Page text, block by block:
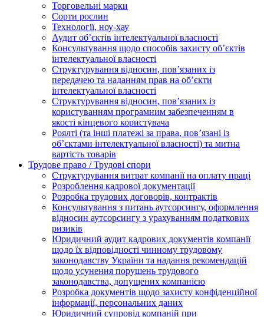
Торговельні марки
Сорти рослин
Технології, ноу-хау
Аудит об’єктів інтелектуальної власності
Консультування щодо способів захисту об’єктів
інтелектуальної власності
Структурування відносин, пов’язаних із
передачею та наданням прав на об’єкти
інтелектуальної власності
Структурування відносин, пов’язаних із
користуванням програмним забезпеченням в
якості кінцевого користувача
Роялті (та інші платежі за права, пов’язані із
об’єктами інтелектуальної власності) та митна
вартість товарів
Трудове право / Трудові спори
Cтруктурування витрат компанії на оплату праці
Розроблення кадрової документації
Розробка трудових договорів, контрактів
Консультування з питань аутсорсингу, оформлення
відносин аутсорсингу з урахуванням податкових
ризиків
Юридичний аудит кадрових документів компанії
щодо їх відповідності чинному трудовому
законодавству України та надання рекомендацій
щодо усунення порушень трудового
законодавства, допущених компанією
Розробка документів щодо захисту конфіденційної
інформації, персональних даних
Юридичний супровід компаній при